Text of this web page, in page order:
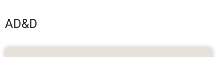
AD&D